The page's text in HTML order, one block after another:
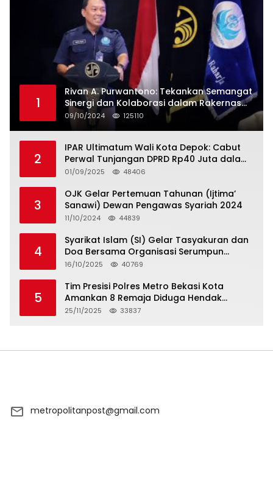
1
Rivan A. Purwantono: Tekankan Semangat
Sinergi dan Kolaborasi dalam Rakernas
Serikat Pekerja Jasa Raharja
09/10/2024 125110
2
IPAR Ultimatum Wali Kota Depok: Cabut
Perwal Tunjangan DPRD Rp40 Juta dalam
5 Hari atau Hadapi Aksi Rakyat
01/09/2025 48406
3
OJK Gelar Pertemuan Tahunan (Ijtima’
Sanawi) Dewan Pengawas Syariah 2024
11/10/2024 44839
4
Syarikat Islam (SI) Gelar Tasyakuran dan
Doa Bersama Organisasi Serumpun
Syarikat Islam Doa
16/10/2025 40769
5
Tim Presisi Polres Metro Bekasi Kota
Amankan 8 Remaja Diduga Hendak
Tawuran
25/11/2025 33837
metropolitanpost@gmail.com